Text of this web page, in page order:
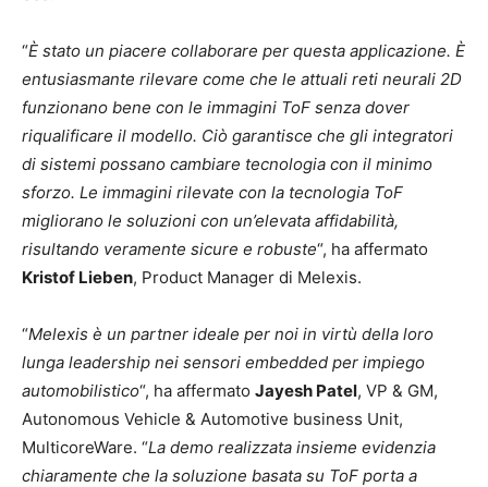
“È stato un piacere collaborare per questa applicazione. È
entusiasmante rilevare come che le attuali reti neurali 2D
funzionano bene con le immagini ToF senza dover
riqualificare il modello. Ciò garantisce che gli integratori
di sistemi possano cambiare tecnologia con il minimo
sforzo. Le immagini rilevate con la tecnologia ToF
migliorano le soluzioni con un’elevata affidabilità,
risultando veramente sicure e robuste“, ha affermato
Kristof Lieben, Product Manager di Melexis.
“Melexis è un partner ideale per noi in virtù della loro
lunga leadership nei sensori embedded per impiego
automobilistico“, ha affermato Jayesh Patel, VP & GM,
Autonomous Vehicle & Automotive business Unit,
MulticoreWare. “La demo realizzata insieme evidenzia
chiaramente che la soluzione basata su ToF porta a